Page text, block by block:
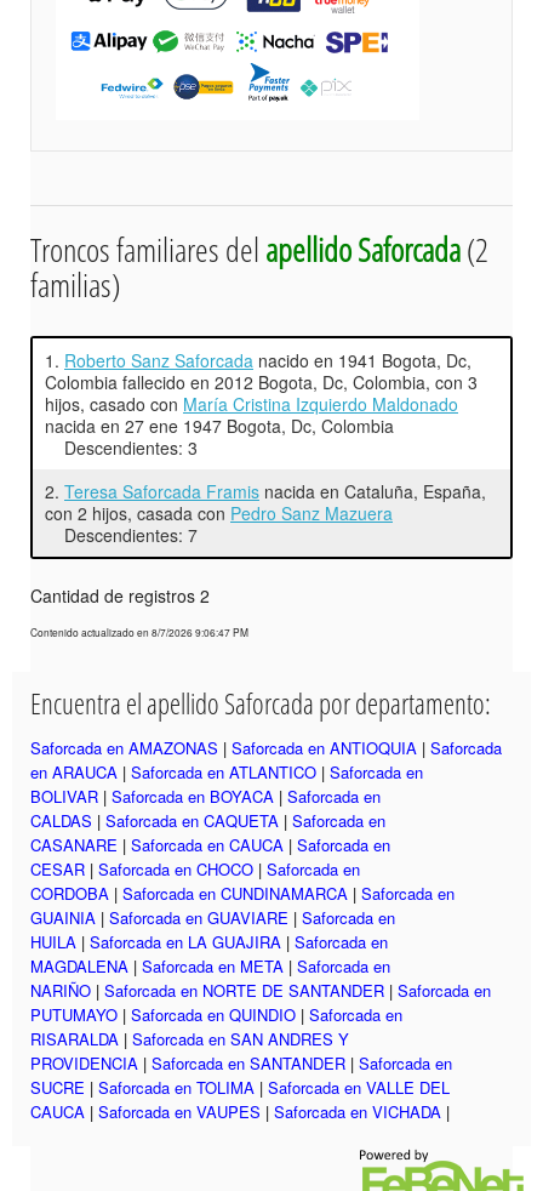
Troncos familiares delapellido Saforcada(2
familias)
1. Roberto Sanz Saforcada nacido en 1941 Bogota, Dc,
Colombia fallecido en 2012 Bogota, Dc, Colombia, con 3
hijos, casado con María Cristina Izquierdo Maldonado
nacida en 27 ene 1947 Bogota, Dc, Colombia
Descendientes: 3
2. Teresa Saforcada Framis nacida en Cataluña, España,
con 2 hijos, casada con Pedro Sanz Mazuera
Descendientes: 7
Cantidad de registros 2
Contenido actualizado en 8/7/2026 9:06:47 PM
Encuentra el apellido Saforcada por departamento:
Saforcada en AMAZONAS | Saforcada en ANTIOQUIA | Saforcada
en ARAUCA | Saforcada en ATLANTICO | Saforcada en
BOLIVAR | Saforcada en BOYACA | Saforcada en
CALDAS | Saforcada en CAQUETA | Saforcada en
CASANARE | Saforcada en CAUCA | Saforcada en
CESAR | Saforcada en CHOCO | Saforcada en
CORDOBA | Saforcada en CUNDINAMARCA | Saforcada en
GUAINIA | Saforcada en GUAVIARE | Saforcada en
HUILA | Saforcada en LA GUAJIRA | Saforcada en
MAGDALENA | Saforcada en META | Saforcada en
NARIÑO | Saforcada en NORTE DE SANTANDER | Saforcada en
PUTUMAYO | Saforcada en QUINDIO | Saforcada en
RISARALDA | Saforcada en SAN ANDRES Y
PROVIDENCIA | Saforcada en SANTANDER | Saforcada en
SUCRE | Saforcada en TOLIMA | Saforcada en VALLE DEL
CAUCA | Saforcada en VAUPES | Saforcada en VICHADA |